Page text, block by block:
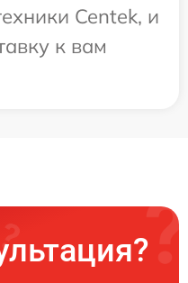
Centek, и
к вам